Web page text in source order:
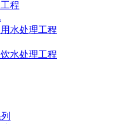
程
水处理工程
水处理工程